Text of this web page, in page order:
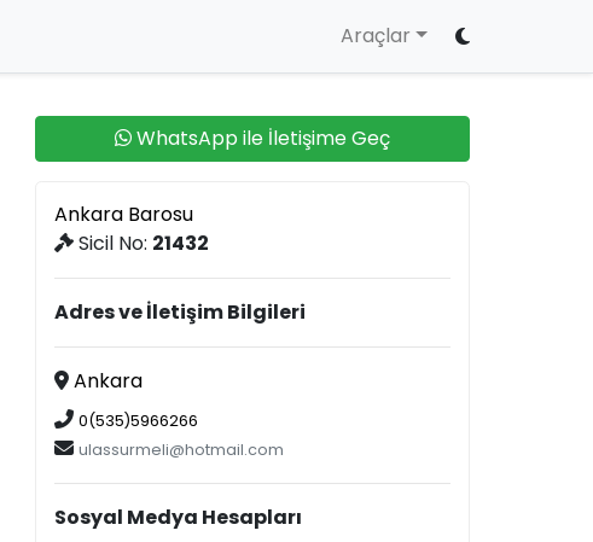
Araçlar
WhatsApp ile İletişime Geç
Ankara Barosu
Sicil No: 21432
Adres ve İletişim Bilgileri
Ankara
0(535)5966266
ulassurmeli@hotmail.com
Sosyal Medya Hesapları